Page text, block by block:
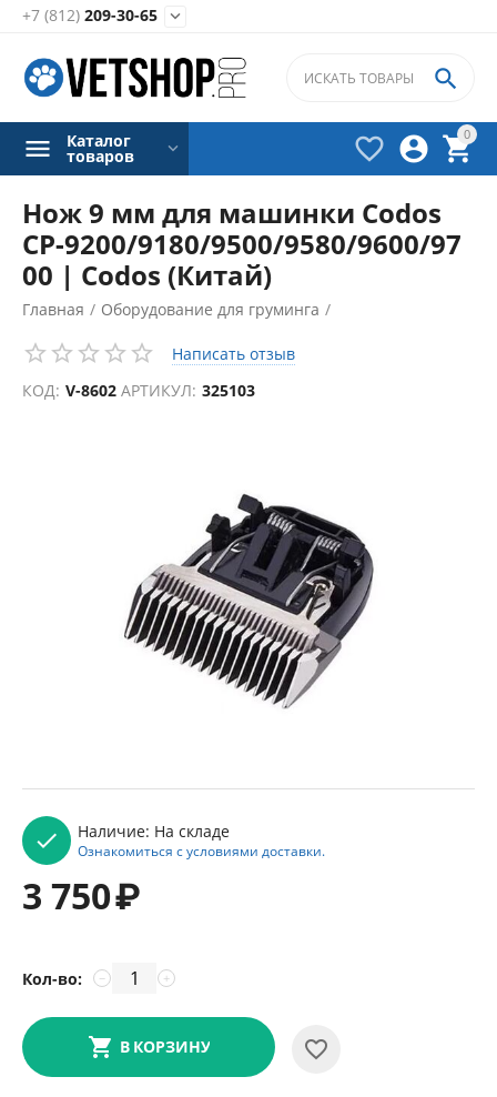
+7 (812) 209-30-65 
0




Каталог
товаров
Нож 9 мм для машинки Codos
СР-9200/9180/9500/9580/9600/97
00 | Codos (Китай)
Главная / Оборудование для груминга /
Машинка для стрижки и груминга /
Аксессуары для машинок для груминга
Написать отзыв
КОД: V-8602 АРТИКУЛ: 325103
Наличие: На складе
Ознакомиться с условиями доставки.
3 750₽
Кол-во: +
−
В КОРЗИНУ